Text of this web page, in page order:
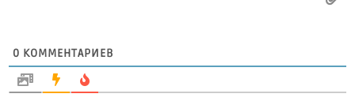
0 КОММЕНТАРИЕВ